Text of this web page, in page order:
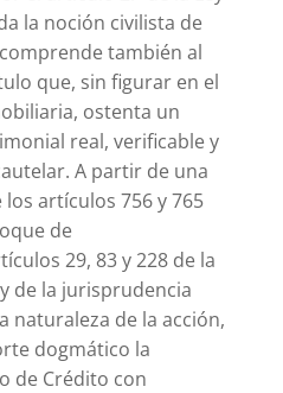
la noción civilista de
también al
que, sin figurar en el
ostenta un
real, verificable y
A partir de una
artículos 756 y 765
de
29, 83 y 228 de la
de la jurisprudencia
naturaleza de la acción,
dogmático la
de Crédito con